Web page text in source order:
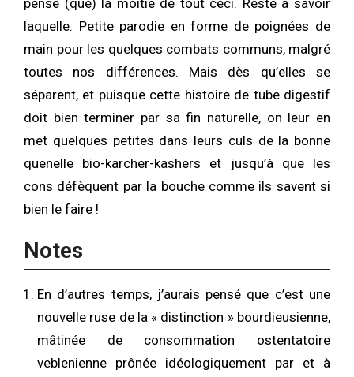
pense (que) la moitié de tout ceci. Reste à savoir
laquelle. Petite parodie en forme de poignées de
main pour les quelques combats communs, malgré
toutes nos différences. Mais dès qu’elles se
séparent, et puisque cette histoire de tube digestif
doit bien terminer par sa fin naturelle, on leur en
met quelques petites dans leurs culs de la bonne
quenelle bio-karcher-kashers et jusqu’à que les
cons défèquent par la bouche comme ils savent si
bien le faire !
Notes
En d’autres temps, j’aurais pensé que c’est une
nouvelle ruse de la « distinction » bourdieusienne,
mâtinée de consommation ostentatoire
veblenienne prônée idéologiquement par et à